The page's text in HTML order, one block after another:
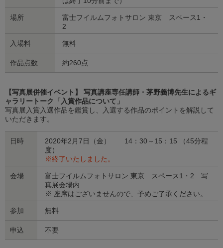
場所
富士フイルムフォトサロン 東京 スペース1・
2
入場料 無料
作品点数 約260点
【写真展併催イベント】 写真講座専任講師・茅野義博先生によるギ
ャラリートーク「入賞作品について」
写真展入賞入選作品を鑑賞し、入選する作品のポイントを解説して
いただきます。
日時
2020年2月7日（金） 14：30～15：15 （45分程
度）
※終了いたしました。
会場
富士フイルムフォトサロン 東京 スペース1・2 写
真展会場内
※ 座席はございませんので、予めご了承ください。
参加 無料
申込 不要